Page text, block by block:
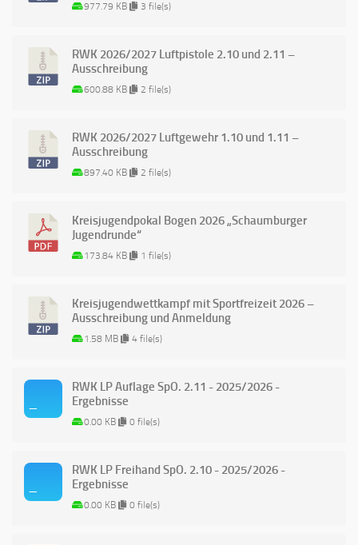
977.79 KB 3 file(s)
RWK 2026/2027 Luftpistole 2.10 und 2.11 –
Ausschreibung
600.88 KB 2 file(s)
RWK 2026/2027 Luftgewehr 1.10 und 1.11 –
Ausschreibung
897.40 KB 2 file(s)
Kreisjugendpokal Bogen 2026 „Schaumburger
Jugendrunde“
173.84 KB 1 file(s)
Kreisjugendwettkampf mit Sportfreizeit 2026 –
Ausschreibung und Anmeldung
1.58 MB 4 file(s)
RWK LP Auflage SpO. 2.11 - 2025/2026 -
Ergebnisse
0.00 KB 0 file(s)
RWK LP Freihand SpO. 2.10 - 2025/2026 -
Ergebnisse
0.00 KB 0 file(s)